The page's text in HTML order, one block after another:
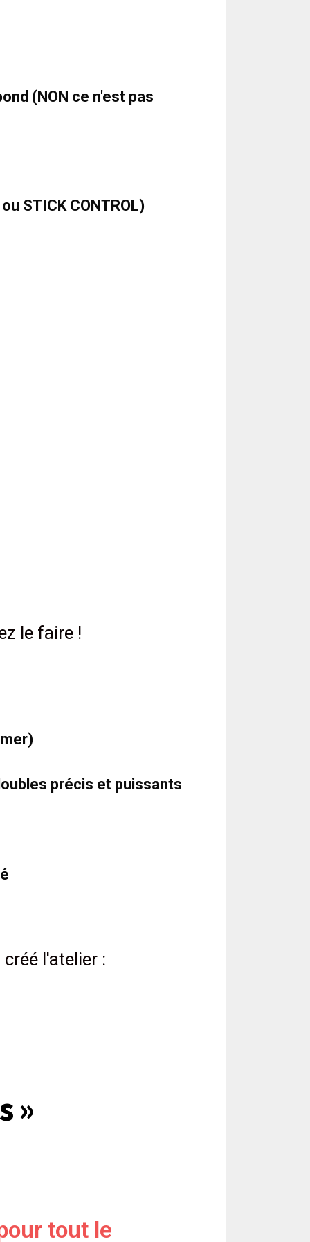
(NON ce n'est pas
STICK CONTROL)
le faire !
précis et puissants
l'atelier :
»
tout le